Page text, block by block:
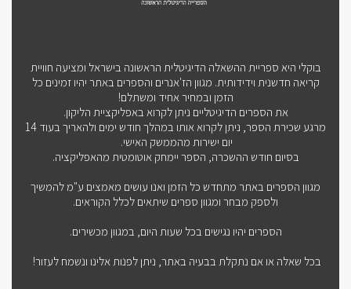
בוקלי היא ספריית ההשאלה הדיגיטלית הראשונה בישראל ומציעה חוויית
קריאה חדשנית וידידותית. מגוון הז'אנרים והספרים באתר יהיו זמינים כל
הזמן ובמחיר אחיד ומשתלם!
את הספרים הדיגיטליים ניתן לקרוא באפליקציית הליקון.
מרגע שכירת הספר, ניתן לקרוא אותו במהלך חודש ימים ולהאריך בעוד 14
יום ישירות מהממשק האישי.
בסיום חודש ההשכרה, הספר יימחק אוטומטית מהאפליקציה.
מגוון הספרים באתר מתחדש כל הזמן ואנו עושים מאמצים ע"מ להמשיך
ולספק מבחר ומגוון ספרים שיתאים לכלל הקוראים.
הספרים יהיו נגישים בכל שעות היום, במגוון מכשירים.
בכל שאלה או אם נתקלת בבעיה באתר, ניתן לפנות אלינו ונשמח לעזור!